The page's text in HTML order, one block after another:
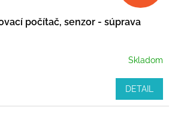
počítač, senzor - súprava
Skladom
DETAIL